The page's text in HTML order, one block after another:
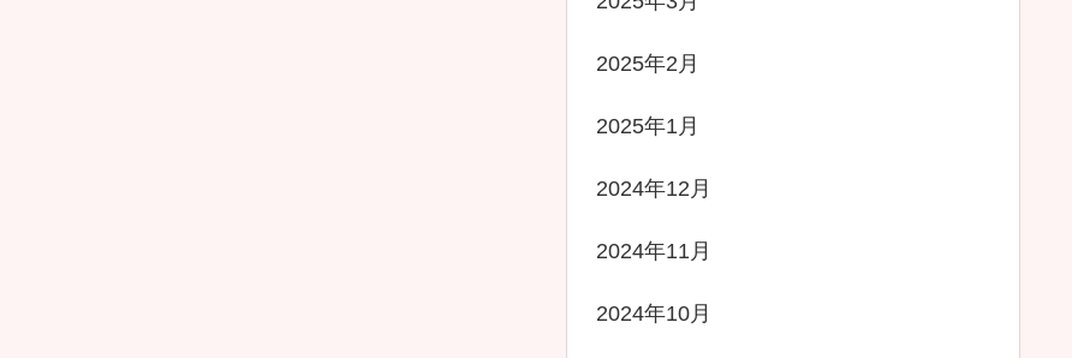
2025年2月
2025年1月
2024年12月
2024年11月
2024年10月